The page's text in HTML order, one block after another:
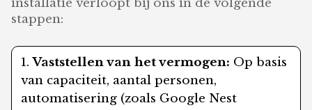
stappen:
Vaststellen van het vermogen: Op basis
van capaciteit, aantal personen,
automatisering (zoals Google Nest